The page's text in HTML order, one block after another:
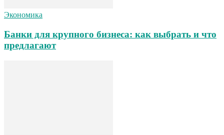
Экономика
Банки для крупного бизнеса: как выбрать и что
предлагают